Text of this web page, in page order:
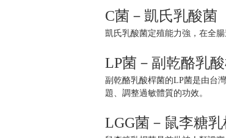
C菌－凱氏乳酸菌
凱氏乳酸菌定殖能力強，在全
LP菌－副乾酪乳
副乾酪乳酸桿菌的LP菌是由台
題、調整過敏體質的功效。
LGG菌－鼠李糖乳